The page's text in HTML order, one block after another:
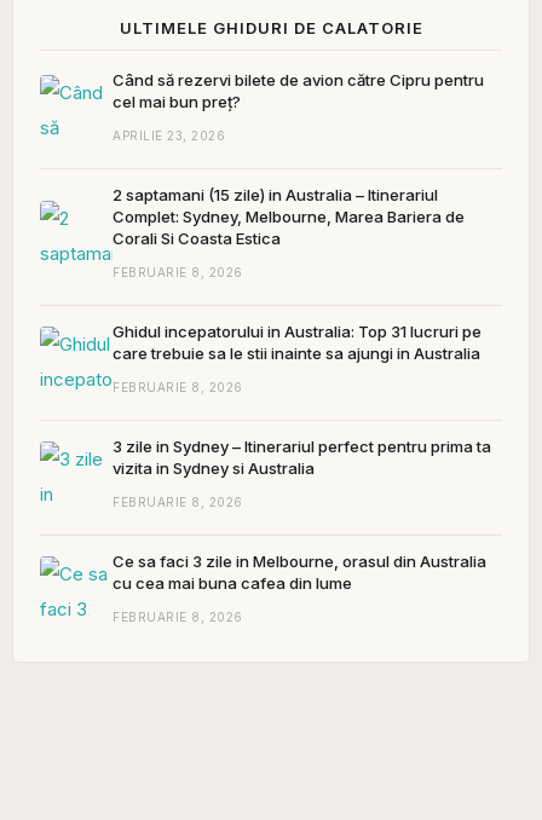
ULTIMELE GHIDURI DE CALATORIE
Când să rezervi bilete de avion către Cipru pentru
cel mai bun preț?
APRILIE 23, 2026
2 saptamani (15 zile) in Australia – Itinerariul
Complet: Sydney, Melbourne, Marea Bariera de
Corali Si Coasta Estica
FEBRUARIE 8, 2026
Ghidul incepatorului in Australia: Top 31 lucruri pe
care trebuie sa le stii inainte sa ajungi in Australia
FEBRUARIE 8, 2026
3 zile in Sydney – Itinerariul perfect pentru prima ta
vizita in Sydney si Australia
FEBRUARIE 8, 2026
Ce sa faci 3 zile in Melbourne, orasul din Australia
cu cea mai buna cafea din lume
FEBRUARIE 8, 2026